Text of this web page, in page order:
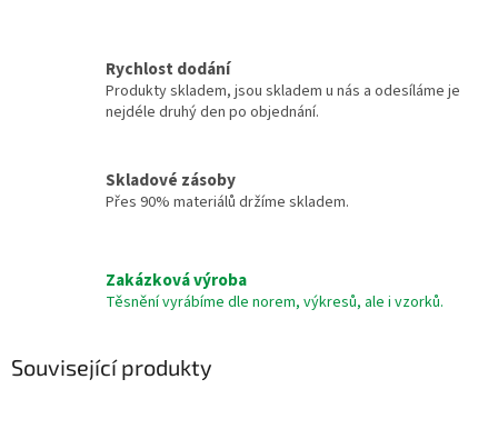
Rychlost dodání
Produkty skladem, jsou skladem u nás a odesíláme je
nejdéle druhý den po objednání.
Skladové zásoby
Přes 90% materiálů držíme skladem.
Zakázková výroba
Těsnění vyrábíme dle norem, výkresů, ale i vzorků.
Související produkty